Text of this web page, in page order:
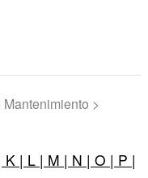
>
K | L | M | N | O | P |